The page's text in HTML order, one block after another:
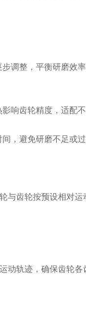
调整，平衡研磨效
齿轮精度，适配不
，避免研磨不足或过
齿轮按预设相对运
轨迹，确保齿轮各